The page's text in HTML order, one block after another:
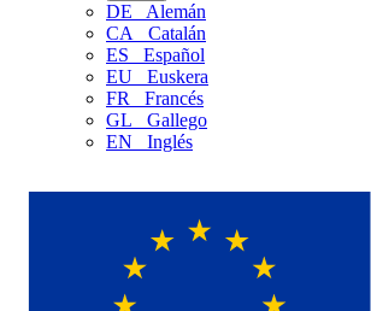
DE
Alemán
CA
Catalán
ES
Español
EU
Euskera
FR
Francés
GL
Gallego
EN
Inglés